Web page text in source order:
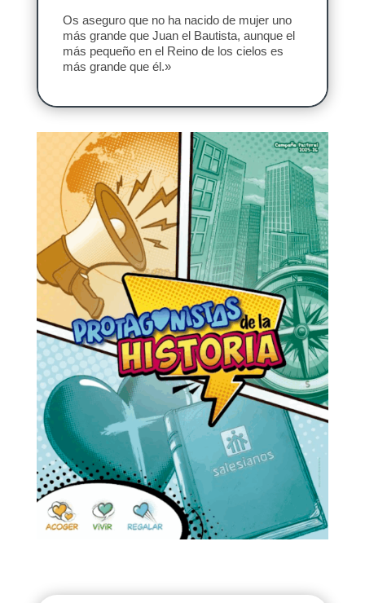
Os aseguro que no ha nacido de mujer uno
más grande que Juan el Bautista, aunque el
más pequeño en el Reino de los cielos es
más grande que él.»